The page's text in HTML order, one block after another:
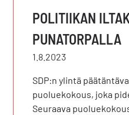
POLITIIKAN
PUNATORPALLA
1.8.2023
SDP:n ylintä
puoluekokous, joka
Seuraava